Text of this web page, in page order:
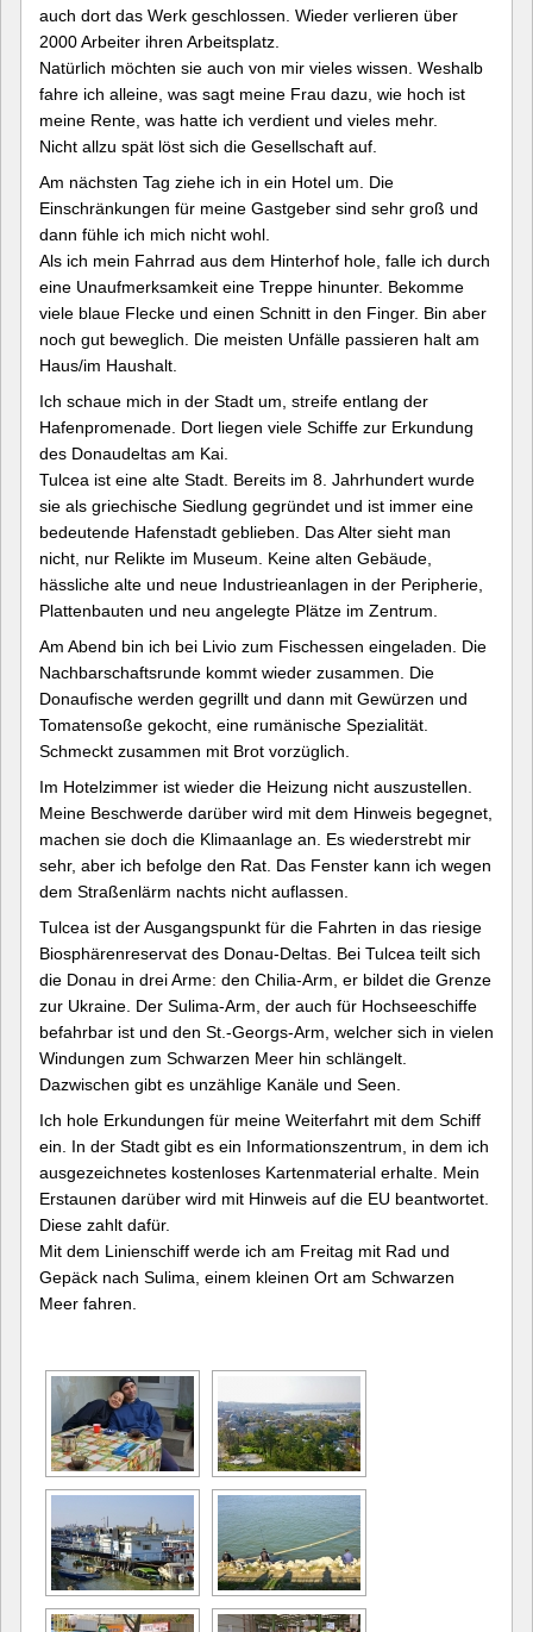
auch dort das Werk geschlossen. Wieder verlieren über
2000 Arbeiter ihren Arbeitsplatz.
Natürlich möchten sie auch von mir vieles wissen. Weshalb
fahre ich alleine, was sagt meine Frau dazu, wie hoch ist
meine Rente, was hatte ich verdient und vieles mehr.
Nicht allzu spät löst sich die Gesellschaft auf.
Am nächsten Tag ziehe ich in ein Hotel um. Die
Einschränkungen für meine Gastgeber sind sehr groß und
dann fühle ich mich nicht wohl.
Als ich mein Fahrrad aus dem Hinterhof hole, falle ich durch
eine Unaufmerksamkeit eine Treppe hinunter. Bekomme
viele blaue Flecke und einen Schnitt in den Finger. Bin aber
noch gut beweglich. Die meisten Unfälle passieren halt am
Haus/im Haushalt.
Ich schaue mich in der Stadt um, streife entlang der
Hafenpromenade. Dort liegen viele Schiffe zur Erkundung
des Donaudeltas am Kai.
Tulcea ist eine alte Stadt. Bereits im 8. Jahrhundert wurde
sie als griechische Siedlung gegründet und ist immer eine
bedeutende Hafenstadt geblieben. Das Alter sieht man
nicht, nur Relikte im Museum. Keine alten Gebäude,
hässliche alte und neue Industrieanlagen in der Peripherie,
Plattenbauten und neu angelegte Plätze im Zentrum.
Am Abend bin ich bei Livio zum Fischessen eingeladen. Die
Nachbarschaftsrunde kommt wieder zusammen. Die
Donaufische werden gegrillt und dann mit Gewürzen und
Tomatensoße gekocht, eine rumänische Spezialität.
Schmeckt zusammen mit Brot vorzüglich.
Im Hotelzimmer ist wieder die Heizung nicht auszustellen.
Meine Beschwerde darüber wird mit dem Hinweis begegnet,
machen sie doch die Klimaanlage an. Es wiederstrebt mir
sehr, aber ich befolge den Rat. Das Fenster kann ich wegen
dem Straßenlärm nachts nicht auflassen.
Tulcea ist der Ausgangspunkt für die Fahrten in das riesige
Biosphärenreservat des Donau-Deltas. Bei Tulcea teilt sich
die Donau in drei Arme: den Chilia-Arm, er bildet die Grenze
zur Ukraine. Der Sulima-Arm, der auch für Hochseeschiffe
befahrbar ist und den St.-Georgs-Arm, welcher sich in vielen
Windungen zum Schwarzen Meer hin schlängelt.
Dazwischen gibt es unzählige Kanäle und Seen.
Ich hole Erkundungen für meine Weiterfahrt mit dem Schiff
ein. In der Stadt gibt es ein Informationszentrum, in dem ich
ausgezeichnetes kostenloses Kartenmaterial erhalte. Mein
Erstaunen darüber wird mit Hinweis auf die EU beantwortet.
Diese zahlt dafür.
Mit dem Linienschiff werde ich am Freitag mit Rad und
Gepäck nach Sulima, einem kleinen Ort am Schwarzen
Meer fahren.